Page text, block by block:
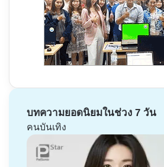
บทความยอดนิยมในช่วง 7 วัน
คนบันเทิง